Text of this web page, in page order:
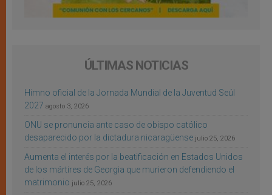
ÚLTIMAS NOTICIAS
Himno oficial de la Jornada Mundial de la Juventud Seúl
2027 agosto 3, 2026
ONU se pronuncia ante caso de obispo católico
desaparecido por la dictadura nicaragüense julio 25, 2026
Aumenta el interés por la beatificación en Estados Unidos
de los mártires de Georgia que murieron defendiendo el
matrimonio julio 25, 2026